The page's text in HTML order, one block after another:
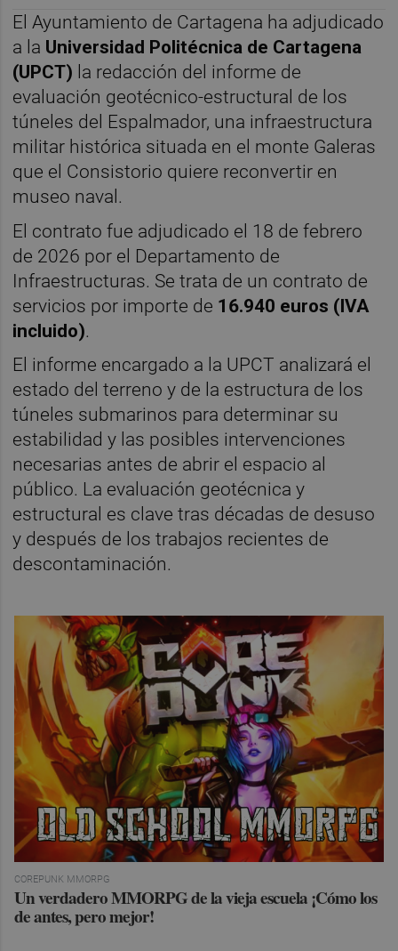
El Ayuntamiento de Cartagena ha adjudicado
a la Universidad Politécnica de Cartagena
(UPCT) la redacción del informe de
evaluación geotécnico-estructural de los
túneles del Espalmador, una infraestructura
militar histórica situada en el monte Galeras
que el Consistorio quiere reconvertir en
museo naval.
El contrato fue adjudicado el 18 de febrero
de 2026 por el Departamento de
Infraestructuras. Se trata de un contrato de
servicios por importe de 16.940 euros (IVA
incluido).
El informe encargado a la UPCT analizará el
estado del terreno y de la estructura de los
túneles submarinos para determinar su
estabilidad y las posibles intervenciones
necesarias antes de abrir el espacio al
público. La evaluación geotécnica y
estructural es clave tras décadas de desuso
y después de los trabajos recientes de
descontaminación.
COREPUNK MMORPG
Un verdadero MMORPG de la vieja escuela ¡Cómo los
de antes, pero mejor!